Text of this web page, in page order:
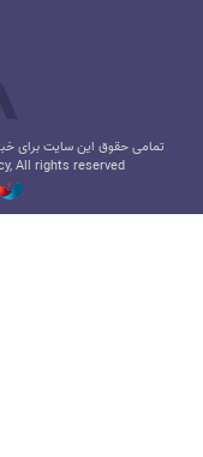
تمامی حقوق این سایت برای
All rights reserved